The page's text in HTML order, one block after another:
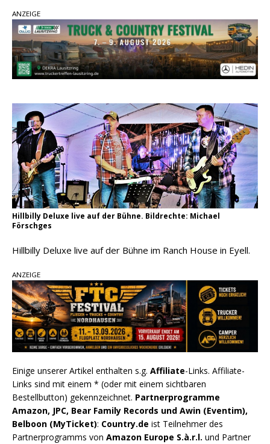
„Choosin‘ Texas“ gehört zu den größten Hits
aller Zeiten
pez veröffentlicht neue Single „Late Night
Talks“ – eine Hymne auf unvergessliche
Country Music Hot News – 9. August 2026:
Morgan Wallen, Dolly Parton und Riley Green im
Fokus
ANZEIGE
Hillbilly Deluxe live auf der Bühne. Bildrechte: Michael
Förschges
Hillbilly Deluxe live auf der Bühne im Ranch House in Eyell.
ANZEIGE
Einige unserer Artikel enthalten s.g. Affiliate-Links. Affiliate-
Links sind mit einem * (oder mit einem sichtbaren
Bestellbutton) gekennzeichnet. Partnerprogramme
Amazon, JPC, Bear Family Records und Awin (Eventim),
Belboon (MyTicket): Country.de ist Teilnehmer des
Partnerprogramms von Amazon Europe S.à.r.l. und Partner